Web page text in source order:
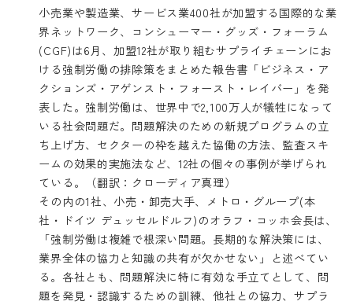
小売業や製造業、サービス業400社が加盟する国際的な業
界ネットワーク、コンシューマー・グッズ・フォーラム
(CGF)は6月、加盟12社が取り組むサプライチェーンにお
ける強制労働の排除策をまとめた報告書「ビジネス・ア
クションズ・アゲンスト・フォースト・レイバー」を発
表した。強制労働は、世界中で2,100万人が犠牲になって
いる社会問題だ。問題解決のための新規プログラムの立
ち上げ方、セクターの枠を越えた協働の方法、監査スキ
ームの効果的実施法など、12社の個々の事例が挙げられ
ている。（翻訳：クローディア真理）
その内の1社、小売・卸売大手、メトロ・グループ(本
社・ドイツ デュッセルドルフ)のオラフ・コッホ会長は、
「強制労働は複雑で根深い問題。長期的な解決策には、
業界全体の協力と知識の共有が欠かせない」と述べてい
る。各社とも、問題解決に特に有効な手立てとして、問
題を発見・認識するための訓練、他社との協力、サプラ